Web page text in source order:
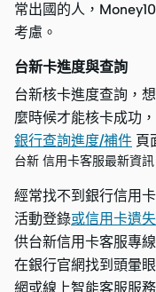
常出國的人，
考慮。
台新卡進度與查詢
台新核卡進度查詢，
麼時候才能核卡成功
銀行查詢進度/補件 頁
台新 信用卡客服最新資訊
經常找不到銀行信用
活動登錄或信用卡遺失
供台新信用卡客服專
在銀行官網找到頭暈
網或線上智能客服服